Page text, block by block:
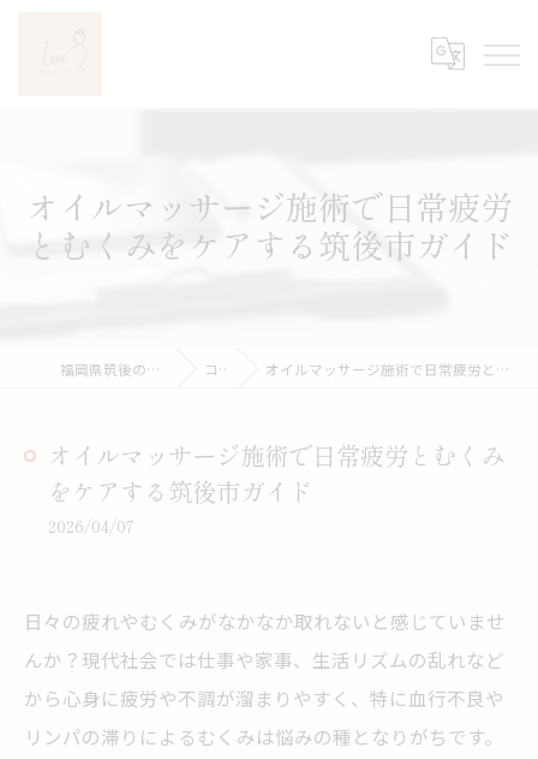
オイルマッサージ施術で日常疲労
とむくみをケアする筑後市ガイド
福岡県筑後のエステならLuce コラム オイルマッサージ施術で日常疲労とむくみをケアする筑後市ガイド
オイルマッサージ施術で日常疲労とむくみ
をケアする筑後市ガイド
2026/04/07
日々の疲れやむくみがなかなか取れないと感じていませ
んか？現代社会では仕事や家事、生活リズムの乱れなど
から心身に疲労や不調が溜まりやすく、特に血行不良や
リンパの滞りによるむくみは悩みの種となりがちです。